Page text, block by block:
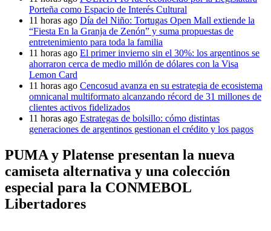
Porteña como Espacio de Interés Cultural
11 horas ago Día del Niño: Tortugas Open Mall extiende la
“Fiesta En la Granja de Zenón” y suma propuestas de
entretenimiento para toda la familia
11 horas ago El primer invierno sin el 30%: los argentinos se
ahorraron cerca de medio millón de dólares con la Visa
Lemon Card
11 horas ago Cencosud avanza en su estrategia de ecosistema
omnicanal multiformato alcanzando récord de 31 millones de
clientes activos fidelizados
11 horas ago Estrategas de bolsillo: cómo distintas
generaciones de argentinos gestionan el crédito y los pagos
PUMA y Platense presentan la nueva
camiseta alternativa y una colección
especial para la CONMEBOL
Libertadores